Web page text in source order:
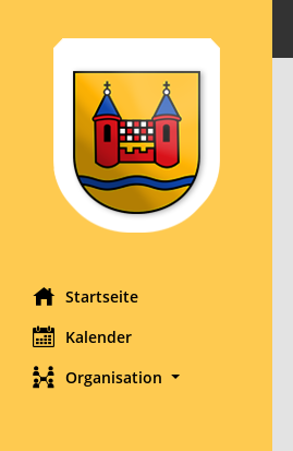
Startseite
Kalender
Organisation